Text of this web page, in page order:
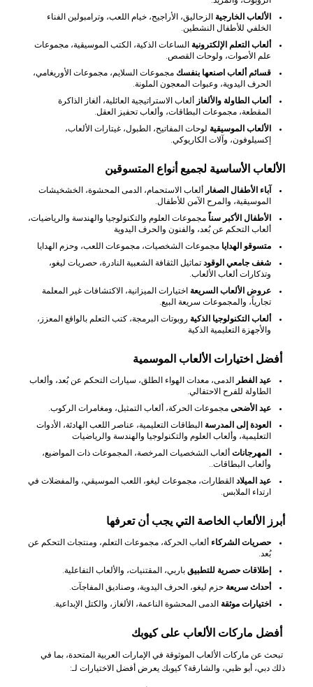
الألعاب الخارجية الزحاليق، الأراجيح، خيام اللعب، وترامبولين الفناء
الخلفي للأطفال النشطين.
ألعاب التعلم الإلكترونية الساعات الذكية، الكتب الموسيقية، مجموعات
علم الأصوات، ولوحات القصص.
قسائم ألعاب اصنعها بنفسك مجموعات السلايم، مجموعات الأوريغامي،
الحرف اليدوية، وعبوات المعجون الملونة.
ألعاب الطاولة والألغاز
ألعاب الاستراتيجية العائلية، ألغاز الذاكرة
المقطعة، مجموعات البطاقات، وألعاب تحفيز العقل.
الألعاب الموسيقية لوحات المفاتيح، الطبول، غيتارات الألعاب،
إكسيلوفون، وآلات الكاريوكي.
الألعاب الأساسية لجميع أنواع المتسوقين
آباء الأطفال الصغار
ألعاب الاستحمام، الدمى المحشوة، الخشخيشات
الموسيقية، والمرح الآمن للأطفال.
الأطفال الأكبر سناً مجموعات العلوم والتكنولوجيا والهندسة والرياضيات،
ألعاب التحكم عن بُعد، والفنون والحرف اليدوية
متسوقو الهدايا مجموعات الشخصيات، مجموعات اللعب، وحزم الهدايا
شغف جامعي الوقود تماثيل الثقافة الشعبية النادرة، حصريات ليغو،
وتذكارات ألعاب الألعاب.
عروض الألعاب السريعة اختيارات الميزانية، الاكتشافات غير المعلمة
تجارياً، والمجموعات سريعة البيع.
ألعاب التكنولوجيا الذكية روبوتات البرمجة، كتب التعلم بالواقع المعزز،
والأجهزة التعليمية الذكية
أفضل اختيارات الألعاب الموسمية
عيد الفطر
الدمى، معدات الهواء الطلق، سيارات التحكم عن بُعد، وألعاب
الطاولة للفرح الاحتفالي.
عيد الأضحى مجموعات الحركة، ألعاب التمثيل، ومغامرات الركوب.
العودة إلى المدرسة البطاقات التعليمية، عناصر اللعب الهادئة، الأدوات
التعليمية، وألعاب العلوم والتكنولوجيا والهندسة والرياضيات
المهرجانات ألعاب الشخصيات المرخصة، المجموعات ذات المواضيع،
وألعاب البطاقات..
عيد الميلاد القطارات، مجموعات ليغو، اللعب الموسيقي، والمفضلات في
ارتداء الملابس.
أبرز الألعاب الخاصة التي يجب أن تعرفها
حصريات الشركاء ألعاب الحركة، مجموعات التعلم، ومنتجات التحكم عن
بُعد.
إطلاقات حصرية للتطبيق باربي، المقتنيات، والألعاب التفاعلية.
أحداث سريعة حزم ليغو، الحرف اليدوية، وصناديق المفاجآت.
اختيارات موثقة الدمى المحشوة الناعمة، الألغاز، والكتل الإبداعية.
أفضل ماركات الألعاب على كيوبك
تبحث عن ماركات الألعاب الموثوقة في الإمارات العربية المتحدة، بما في
ذلك دبي، أبو ظبي، والشارقة؟ كيوبك يعرض أفضل الاختيارات لـ: